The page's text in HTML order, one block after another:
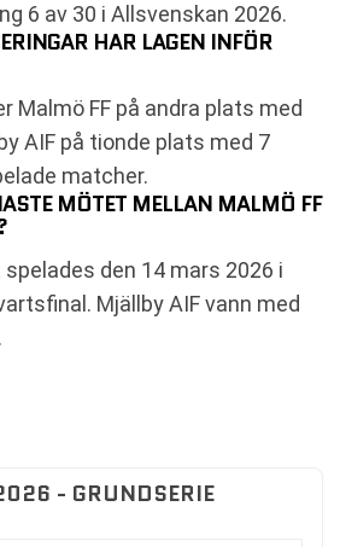
6 av 30 i Allsvenskan 2026.
HAR LAGEN INFÖR
Malmö FF på andra plats med
AIF på tionde plats med 7
matcher.
MÖTET MELLAN MALMÖ FF
den 14 mars 2026 i
Mjällby AIF vann med
- GRUNDSERIE